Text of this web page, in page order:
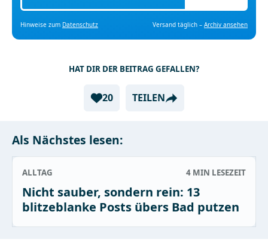
Hinweise zum Datenschutz Versand täglich – Archiv ansehen
HAT DIR DER BEITRAG GEFALLEN?
20 TEILEN
Als Nächstes lesen:
ALLTAG 4 MIN LESEZEIT
Nicht sauber, sondern rein: 13
blitzeblanke Posts übers Bad putzen